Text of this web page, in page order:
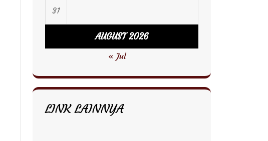
AUGUST 2026
31
« Jul
LINK LAINNYA